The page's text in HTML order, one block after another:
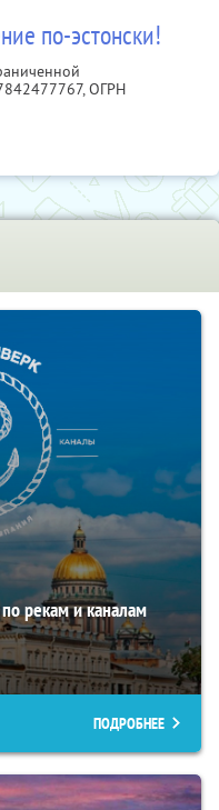
по-эстонски!
, ОГРН
рекам и каналам
ПОДРОБНЕЕ